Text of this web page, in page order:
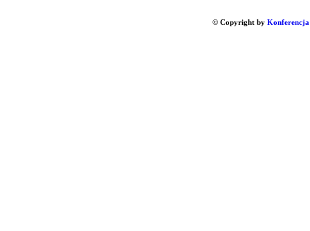
© Copyright by Konferencja